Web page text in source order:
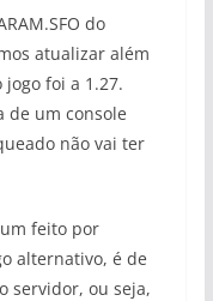
do
atualizar além
foi a 1.27.
de um console
não vai ter
um feito por
alternativo, é de
servidor, ou seja,